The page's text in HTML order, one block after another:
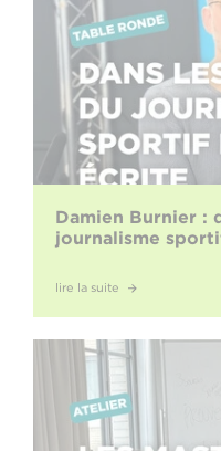
Damien Burnier :
journalisme
lire la suite